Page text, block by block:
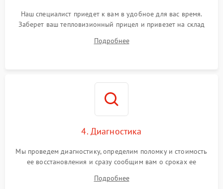
Наш специалист приедет к вам в удобное для вас время.
Заберет ваш тепловизионный прицел и привезет на склад
Подробнее
4. Диагностика
Мы проведем диагностику, определим поломку и стоимость
ее восстановления и сразу сообщим вам о сроках ее
Подробнее